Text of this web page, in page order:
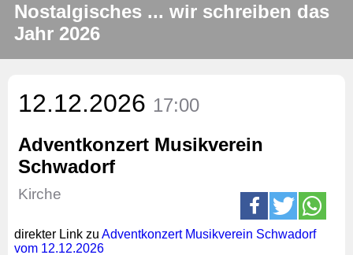
Nostalgisches ... wir schreiben das
Jahr 2026
12.12.2026 17:00
Adventkonzert Musikverein
Schwadorf
Kirche
direkter Link zu Adventkonzert Musikverein Schwadorf
vom 12.12.2026